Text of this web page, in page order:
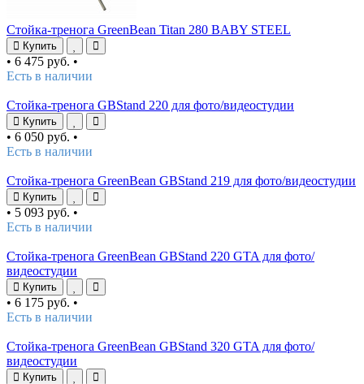
Стойка-тренога GreenBean Titan 280 BABY STEEL
Купить
• 6 475 руб. •
Есть в наличии
Стойка-тренога GBStand 220 для фото/видеостудии
Купить
• 6 050 руб. •
Есть в наличии
Стойка-тренога GreenBean GBStand 219 для фото/видеостудии
Купить
• 5 093 руб. •
Есть в наличии
Стойка-тренога GreenBean GBStand 220 GTA для фото/
видеостудии
Купить
• 6 175 руб. •
Есть в наличии
Стойка-тренога GreenBean GBStand 320 GTA для фото/
видеостудии
Купить